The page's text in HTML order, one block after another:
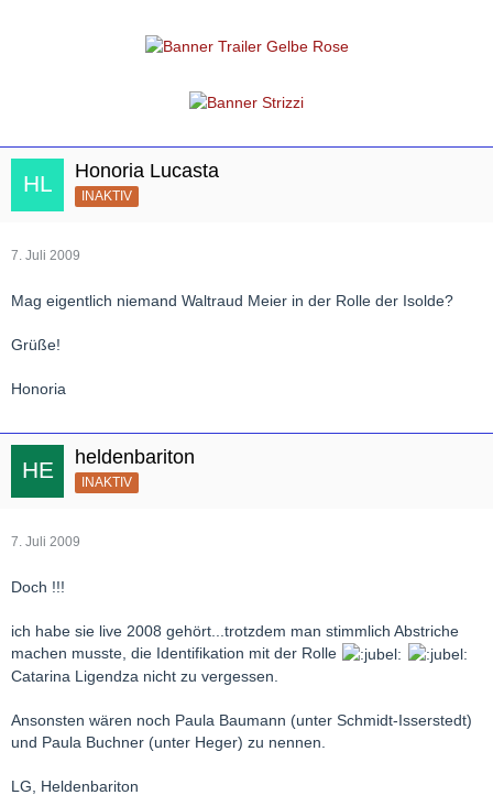
Honoria Lucasta
INAKTIV
7. Juli 2009
Mag eigentlich niemand Waltraud Meier in der Rolle der Isolde?
Grüße!
Honoria
heldenbariton
INAKTIV
7. Juli 2009
Doch !!!
ich habe sie live 2008 gehört...trotzdem man stimmlich Abstriche
machen musste, die Identifikation mit der Rolle
Catarina Ligendza nicht zu vergessen.
Ansonsten wären noch Paula Baumann (unter Schmidt-Isserstedt)
und Paula Buchner (unter Heger) zu nennen.
LG, Heldenbariton